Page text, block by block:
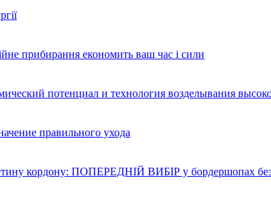
прибирання економить ваш час і сили
потенциал и технология возделывания
правильного ухода
кордону: ПОПЕРЕДНІЙ ВИБІР у бордершопах без